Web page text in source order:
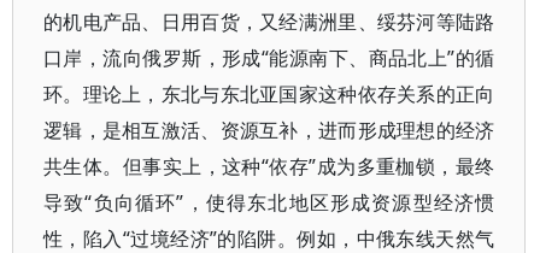
的机电产品、日用百货，又经满洲里、绥芬河等陆路
口岸，流向俄罗斯，形成“能源南下、商品北上”的循
环。理论上，东北与东北亚国家这种依存关系的正向
逻辑，是相互激活、资源互补，进而形成理想的经济
共生体。但事实上，这种“依存”成为多重枷锁，最终
导致“负向循环”，使得东北地区形成资源型经济惯
性，陷入“过境经济”的陷阱。例如，中俄东线天然气